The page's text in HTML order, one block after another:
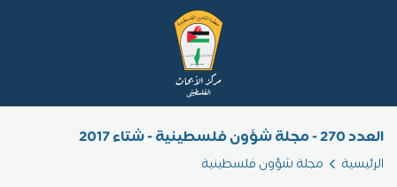
العدد 270 - مجلة شؤون فلسطينية - شتاء 2017
الرئيسية مجلة شؤون فلسطينية